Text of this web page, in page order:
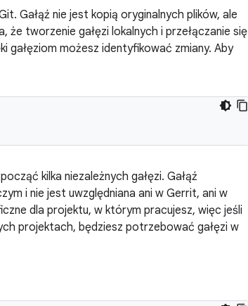
Gałąź nie jest kopią oryginalnych plików, ale
tworzenie gałęzi lokalnych i przełączanie się
gałęziom możesz identyfikować zmiany. Aby
kilka niezależnych gałęzi. Gałąź
i nie jest uwzględniana ani w Gerrit, ani w
dla projektu, w którym pracujesz, więc jeśli
projektach, będziesz potrzebować gałęzi w